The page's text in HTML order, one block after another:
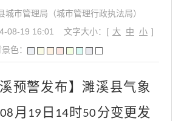
城市管理局（城市管理行政执法局）
08-19 16:01
文字大小：[ 大 中 小 ]
色：
溪预警发布】濉溪县气象
08 月 19 日 14时50分变更发